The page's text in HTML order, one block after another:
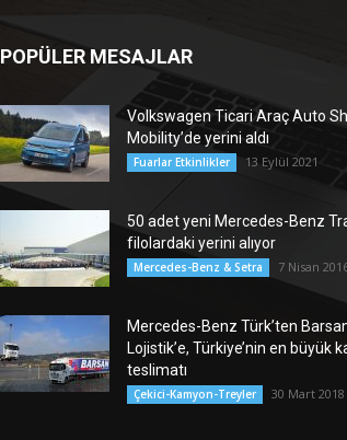
POPÜLER MESAJLAR
Volkswagen Ticari Araç Auto
Mobility’de yerini aldı
Fuarlar Etkinlikler 13 Eylül 2021
50 adet yeni Mercedes-Benz
filolardaki yerini alıyor
Mercedes-Benz & Setra 7 Nisan
Mercedes-Benz Türk’ten
Lojistik’e, Türkiye’nin en büyük
teslimatı
Çekici-Kamyon-Treyler 30 Mart 2018